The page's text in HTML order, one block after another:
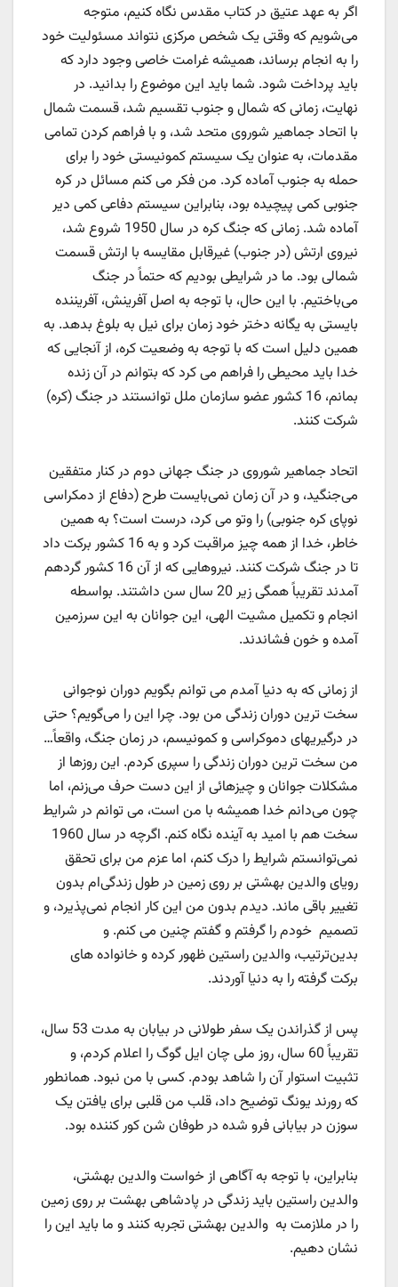
اگر به عهد عتیق در کتاب مقدس نگاه کنیم، متوجه
می‌شویم که وقتی یک شخص مرکزی نتواند مسئولیت خود
را به انجام برساند، همیشه غرامت خاصی وجود دارد که
باید پرداخت شود. شما باید این موضوع را بدانید. در
نهایت، زمانی که شمال و جنوب تقسیم شد، قسمت شمال
با اتحاد جماهیر شوروی متحد شد، و با فراهم کردن تمامی
مقدمات، به عنوان یک سیستم کمونیستی خود را برای
حمله به جنوب آماده کرد. من فکر می کنم مسائل در کره
جنوبی کمی پیچیده بود، بنابراین سیستم دفاعی کمی دیر
آماده شد. زمانی که جنگ کره در سال 1950 شروع شد،
نیروی ارتش (در جنوب) غیرقابل مقایسه با ارتش قسمت
شمالی بود. ما در شرایطی بودیم که حتماً در جنگ
می‌باختیم. با این حال، با توجه به اصل آفرینش، آفریننده
بایستی به یگانه دختر خود زمان برای نیل به بلوغ بدهد. به
همین دلیل است که با توجه به وضعیت کره، از آنجایی که
خدا باید محیطی را فراهم می کرد که بتوانم در آن زنده
بمانم، 16 کشور عضو سازمان ملل توانستند در جنگ (کره)
شرکت کنند.
اتحاد جماهیر شوروی در جنگ جهانی دوم در کنار متفقین
می‌جنگید، و در آن زمان نمی‌بایست طرح (دفاع از دمکراسی
نوپای کره جنوبی)‌ را وتو می کرد، درست است؟ به همین
خاطر، خدا از همه چیز مراقبت کرد و به 16 کشور برکت داد
تا در جنگ شرکت کنند. نیروهایی که از آن 16 کشور گردهم
آمدند تقریباً همگی زیر 20 سال سن داشتند. بواسطه
انجام و تکمیل مشیت الهی، این جوانان به این سرزمین
آمده و خون فشاندند.
از زمانی که به دنیا آمدم می توانم بگویم دوران نوجوانی
سخت ترین دوران زندگی من بود. چرا این را می‌گویم؟ حتی
در درگیریهای دموکراسی و کمونیسم، در زمان جنگ، واقعاً…
من سخت ترین دوران زندگی را سپری کردم. این روزها از
مشکلات جوانان و چیزهائی از این دست حرف می‌زنم، اما
چون می‌دانم خدا همیشه با من است، می توانم در شرایط
سخت هم با امید به آینده نگاه کنم. اگرچه در سال 1960
نمی‌توانستم شرایط را درک کنم، اما عزم من برای تحقق
رویای والدین بهشتی بر روی زمین در طول زندگی‌ام بدون
تغییر باقی ماند. دیدم بدون من این کار انجام نمی‌پذیرد، و
تصمیم خودم را گرفتم و گفتم چنین می کنم. و
بدین‌ترتیب، والدین راستین ظهور کرده و خانواده های
برکت گرفته را به دنیا آوردند.
پس از گذراندن یک سفر طولانی در بیابان به مدت 53 سال،
تقریباً 60 سال، روز ملی چان ایل گوگ را اعلام کردم، و
تثبیت استوار آن را شاهد بودم. کسی با من نبود. همانطور
که رورند یونگ توضیح داد، قلب من قلبی برای یافتن یک
سوزن در بیابانی فرو شده در طوفان شن کور کننده بود.
بنابراین، با توجه به آگاهی از خواست والدین بهشتی،
والدین راستین باید زندگی در پادشاهی بهشت بر روی زمین
را در ملازمت به والدین بهشتی تجربه کنند و ما باید این را
نشان دهیم.